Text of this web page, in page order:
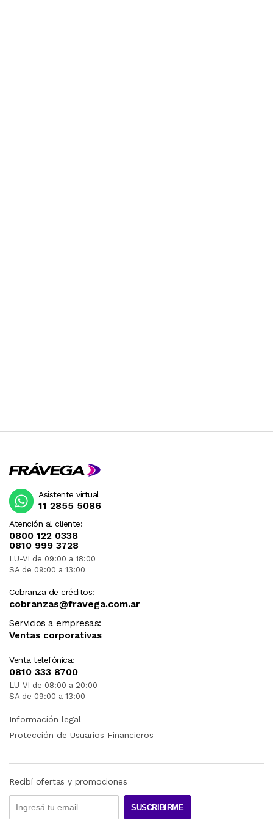
Atención al cliente:
0800 122 0338
0810 999 3728
LU-VI de 09:00 a 18:00
SA de 09:00 a 13:00
Cobranza de créditos:
cobranzas@fravega.com.ar
Servicios a empresas:
Ventas corporativas
Venta telefónica:
0810 333 8700
LU-VI de 08:00 a 20:00
SA de 09:00 a 13:00
Asistente virtual
11 2855 5086
Información legal
Protección de Usuarios Financieros
Recibí ofertas y promociones
SUSCRIBIRME